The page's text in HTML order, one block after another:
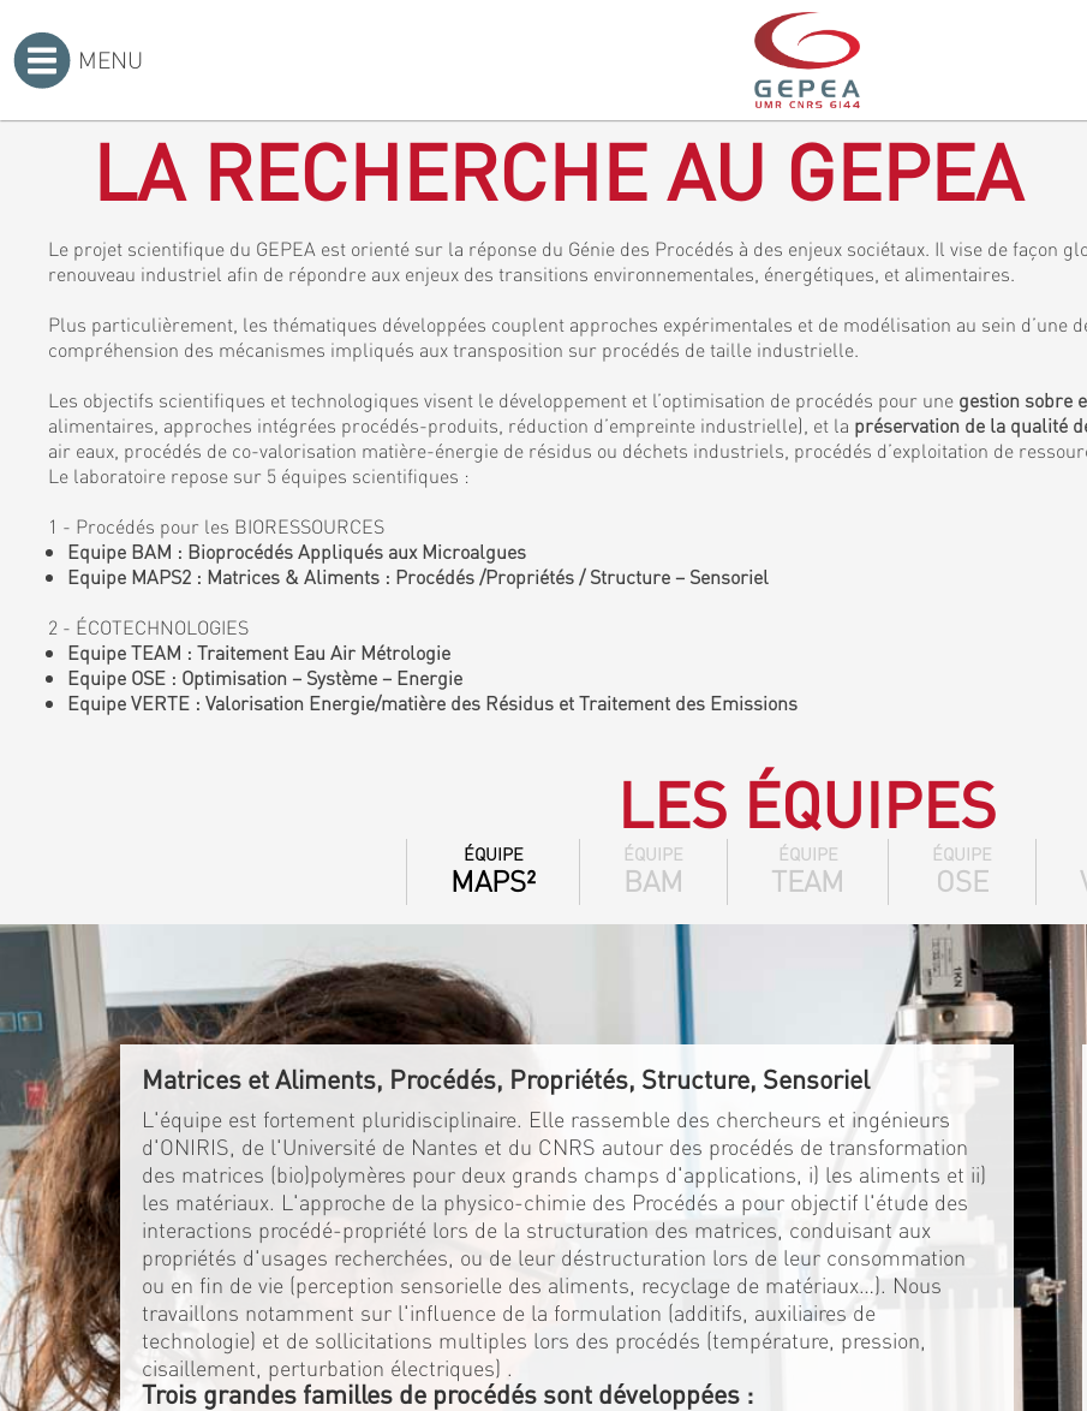
MENU
LA RECHERCHE AU GEPEA
Le projet scientifique du GEPEA est orienté sur la réponse du Génie des Procédés à des enjeux sociétaux. Il vise de façon
renouveau industriel afin de répondre aux enjeux des transitions environnementales, énergétiques, et alimentaires.
Plus particulièrement, les thématiques développées couplent approches expérimentales et de modélisation au sein
compréhension des mécanismes impliqués aux transposition sur procédés de taille industrielle.
Les objectifs scientifiques et technologiques visent le développement et l’optimisation de procédés pour une gestion sobre
alimentaires, approches intégrées procédés-produits, réduction d’empreinte industrielle), et la préservation de la qualité
air eaux, procédés de co-valorisation matière-énergie de résidus ou déchets industriels, procédés d’exploitation de
Le laboratoire repose sur 5 équipes scientifiques :
1 - Procédés pour les BIORESSOURCES
Equipe BAM : Bioprocédés Appliqués aux Microalgues
Equipe MAPS2 : Matrices & Aliments : Procédés /Propriétés / Structure – Sensoriel
2 - ÉCOTECHNOLOGIES
Equipe TEAM : Traitement Eau Air Métrologie
Equipe OSE : Optimisation – Système – Energie
Equipe VERTE : Valorisation Energie/matière des Résidus et Traitement des Emissions
LES ÉQUIPES
ÉQUIPE
MAPS²
ÉQUIPE
BAM
ÉQUIPE
TEAM
ÉQUIPE
OSE
Matrices et Aliments, Procédés, Propriétés, Structure, Sensoriel
L'équipe est fortement pluridisciplinaire. Elle rassemble des chercheurs et ingénieurs
d'ONIRIS, de l'Université de Nantes et du CNRS autour des procédés de transformation
des matrices (bio)polymères pour deux grands champs d'applications, i) les aliments et ii)
les matériaux. L'approche de la physico-chimie des Procédés a pour objectif l'étude des
interactions procédé-propriété lors de la structuration des matrices, conduisant aux
propriétés d'usages recherchées, ou de leur déstructuration lors de leur consommation
ou en fin de vie (perception sensorielle des aliments, recyclage de matériaux…). Nous
travaillons notamment sur l'influence de la formulation (additifs, auxiliaires de
technologie) et de sollicitations multiples lors des procédés (température, pression,
cisaillement, perturbation électriques) .
Trois grandes familles de procédés sont développées :